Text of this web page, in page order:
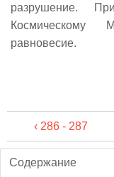
разрушение.
Космическому
равновесие.
‹ 286 - 287
Содержание